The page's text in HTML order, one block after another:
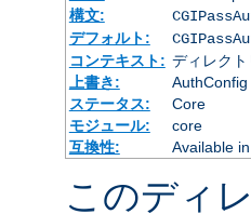
構文:
デフォルト:
コンテキスト: ディレク
上書き:
AuthConfig
ステータス:
Core
モジュール:
core
互換性:
Available
このディ